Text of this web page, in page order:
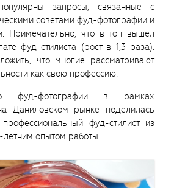
запросы, связанные с
советами фуд-фотографии и
Примечательно, что в топ вышел
фуд-стилиста (рост в 1,3 раза).
что многие рассматривают
как свою профессию.
фуд-фотографии в рамках
Даниловском рынке поделилась
фуд-стилист из
летним опытом работы.